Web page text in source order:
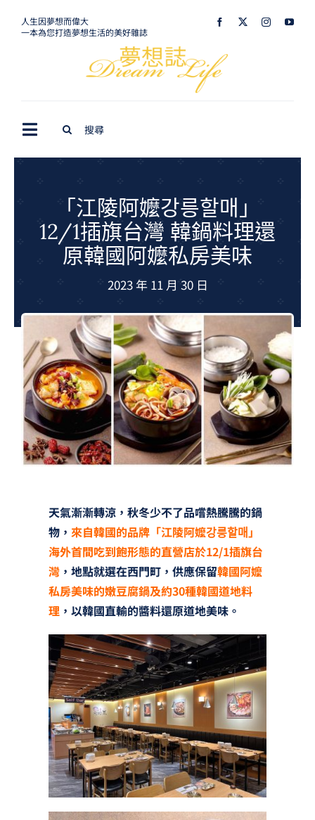
人生因夢想而偉大
一本為您打造夢想生活的美好雜誌
Toggle
Navigation
室內設計
夢想TV
GCU大賽
夢想購物
「江陵阿嬤강릉할매」
12/1插旗台灣 韓鍋料理還
原韓國阿嬤私房美味
2023 年 11 月 30 日
天氣漸漸轉涼，秋冬少不了品嚐熱騰騰的鍋
物， 來自韓國的品牌「江陵阿嬤강릉할매」
海外首間吃到飽形態的直營店於12/1插旗台
灣，地點就選在西門町，供應保留韓國阿嬤
私房美味的嫩豆腐鍋及約30種韓國道地料
理 ，以韓國直輸的醬料還原道地美味。